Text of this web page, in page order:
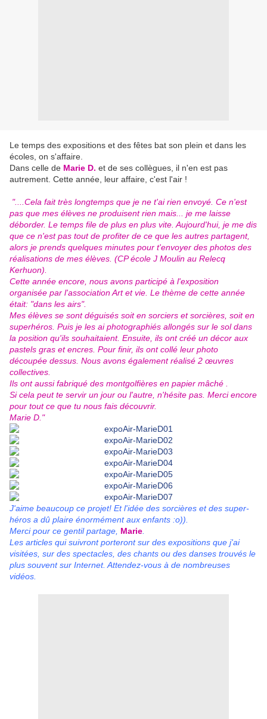
Le temps des expositions et des fêtes bat son plein et dans les
écoles, on s'affaire.
Dans celle de Marie D. et de ses collègues, il n'en est pas
autrement. Cette année, leur affaire, c'est l'air !
"....Cela fait très longtemps que je ne t'ai rien envoyé. Ce n'est
pas que mes élèves ne produisent rien mais... je me laisse
déborder. Le temps file de plus en plus vite. Aujourd'hui, je me dis
que ce n'est pas tout de profiter de ce que les autres partagent,
alors je prends quelques minutes pour t'envoyer des photos des
réalisations de mes élèves. (CP école J Moulin au Relecq
Kerhuon).
Cette année encore, nous avons participé à l'exposition
organisée par l'association Art et vie. Le thème de cette année
était: "dans les airs".
Mes élèves se sont déguisés soit en sorciers et sorcières, soit en
superhéros. Puis je les ai photographiés allongés sur le sol dans
la position qu'ils souhaitaient. Ensuite, ils ont créé un décor aux
pastels gras et encres. Pour finir, ils ont collé leur photo
découpée dessus. Nous avons également réalisé 2 œuvres
collectives.
Ils ont aussi fabriqué des montgolfières en papier mâché .
Si cela peut te servir un jour ou l'autre, n'hésite pas. Merci encore
pour tout ce que tu nous fais découvrir.
Marie D."
J'aime beaucoup ce projet! Et l'idée des sorcières et des super-
héros a dû plaire énormément aux enfants :o)).
Merci pour ce gentil partage, Marie
Les articles qui suivront porteront sur des expositions que j'ai
visitées, sur des spectacles, des chants ou des danses trouvés le
plus souvent sur Internet. Attendez-vous à de nombreuses
vidéos.